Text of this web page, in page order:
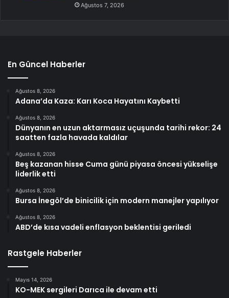
Ağustos 7, 2026
En Güncel Haberler
Ağustos 8, 2026
Adana’da Kaza: Karı Koca Hayatını Kaybetti
Ağustos 8, 2026
Dünyanın en uzun aktarmasız uçuşunda tarihi rekor: 24
saatten fazla havada kaldılar
Ağustos 8, 2026
Beş kazanan hisse Cuma günü piyasa öncesi yükselişe
liderlik etti
Ağustos 8, 2026
Bursa İnegöl’de binicilik için modern manejler yapılıyor
Ağustos 8, 2026
ABD’de kısa vadeli enflasyon beklentisi geriledi
Rastgele Haberler
Mayıs 14, 2026
KO-MEK sergileri Darıca ile devam etti